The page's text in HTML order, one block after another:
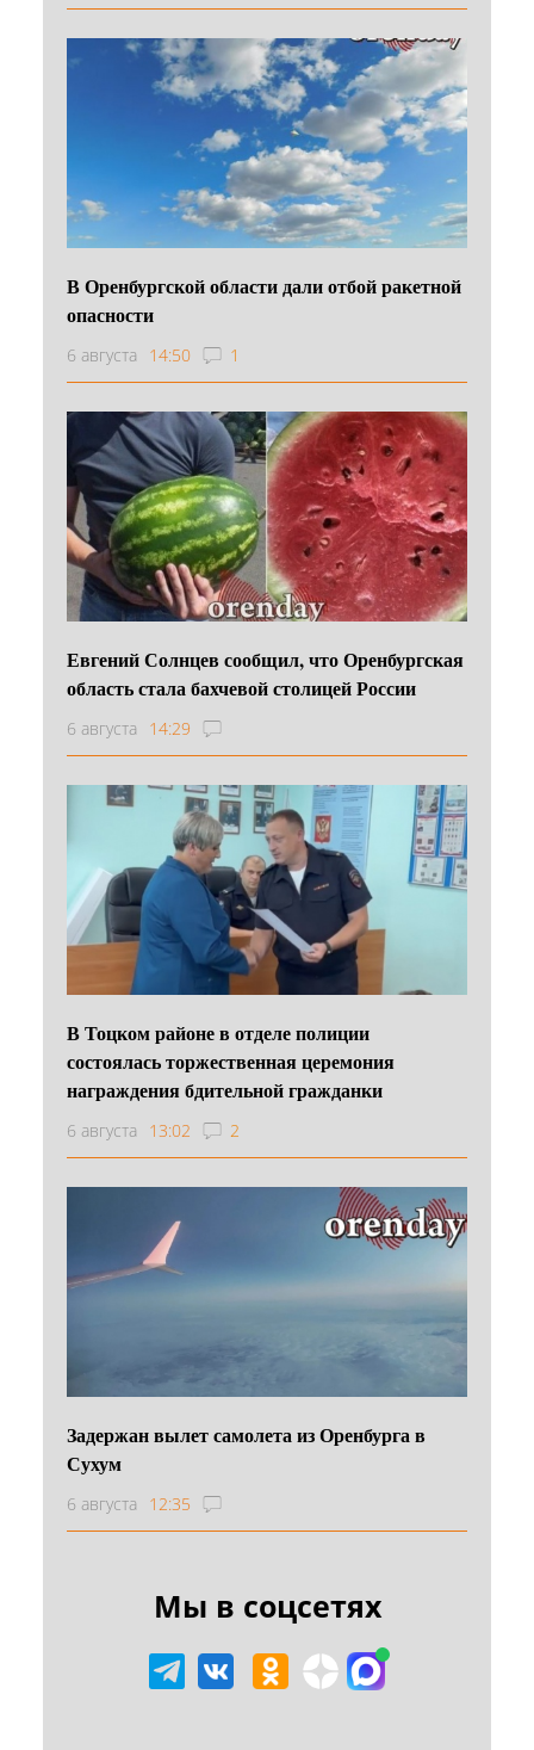
В Оренбургской области дали отбой ракетной
опасности
6 августа 14:50 1
Евгений Солнцев сообщил, что Оренбургская
область стала бахчевой столицей России
6 августа 14:29
В Тоцком районе в отделе полиции
состоялась торжественная церемония
награждения бдительной гражданки
6 августа 13:02 2
Задержан вылет самолета из Оренбурга в
Сухум
6 августа 12:35
Мы в соцсетях